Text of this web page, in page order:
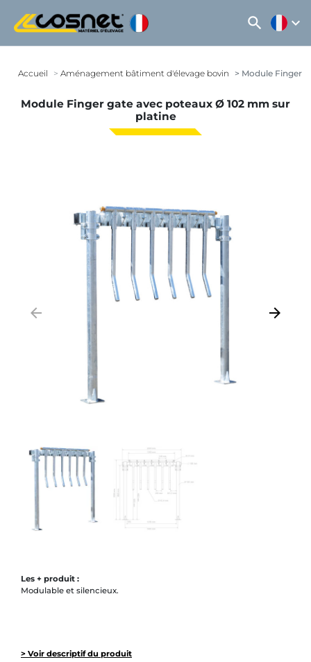
search expand_more
Accueil Aménagement bâtiment d'élevage bovin Module Finger
Module Finger gate avec poteaux Ø 102 mm sur
platine
arrow_backward Suivant
arrow_forward
Les + produit :
Modulable et silencieux.
> Voir descriptif du produit